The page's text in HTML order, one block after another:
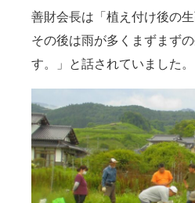
善財会長は「植え付け後の
その後は雨が多くまずまず
す。」と話されていました。